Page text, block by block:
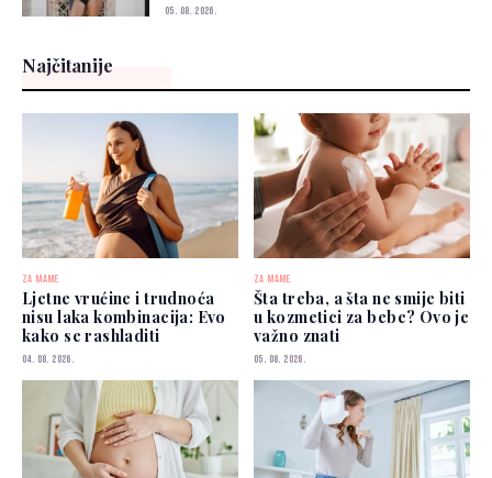
05. 08. 2026.
Najčitanije
ZA MAME
Ljetne vrućine i trudnoća
nisu laka kombinacija: Evo
kako se rashladiti
04. 08. 2026.
ZA MAME
Šta treba, a šta ne smije biti
u kozmetici za bebe? Ovo je
važno znati
05. 08. 2026.